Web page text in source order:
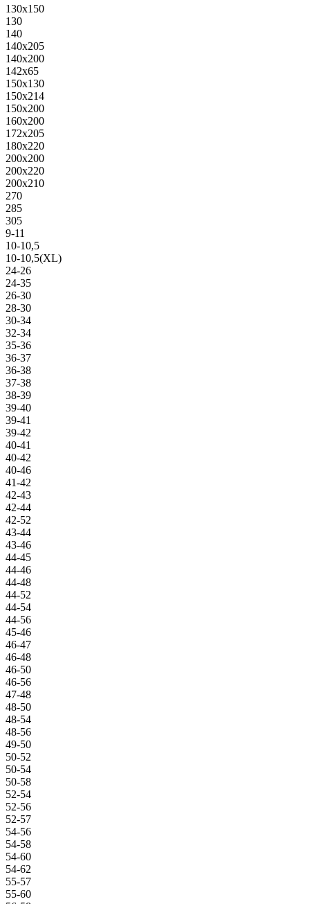
130х150
130
140
140х205
140х200
142х65
150х130
150х214
150х200
160х200
172х205
180х220
200х200
200х220
200х210
270
285
305
9-11
10-10,5
10-10,5(XL)
24-26
24-35
26-30
28-30
30-34
32-34
35-36
36-37
36-38
37-38
38-39
39-40
39-41
39-42
40-41
40-42
40-46
41-42
42-43
42-44
42-52
43-44
43-46
44-45
44-46
44-48
44-52
44-54
44-56
45-46
46-47
46-48
46-50
46-56
47-48
48-50
48-54
48-56
49-50
50-52
50-54
50-58
52-54
52-56
52-57
54-56
54-58
54-60
54-62
55-57
55-60